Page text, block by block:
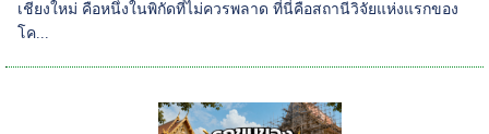
เชียงใหม่ คือหนึ่งในพิกัดที่ไม่ควรพลาด ที่นี่คือสถานีวิจัยแห่งแรกของ
โค...